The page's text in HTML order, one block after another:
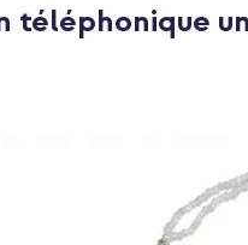
téléphonique